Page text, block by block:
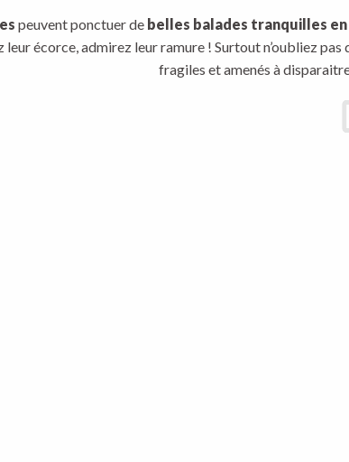
peuvent ponctuer de belles balades tranquilles
écorce, admirez leur ramure ! Surtout n’oubliez
fragiles et amenés à